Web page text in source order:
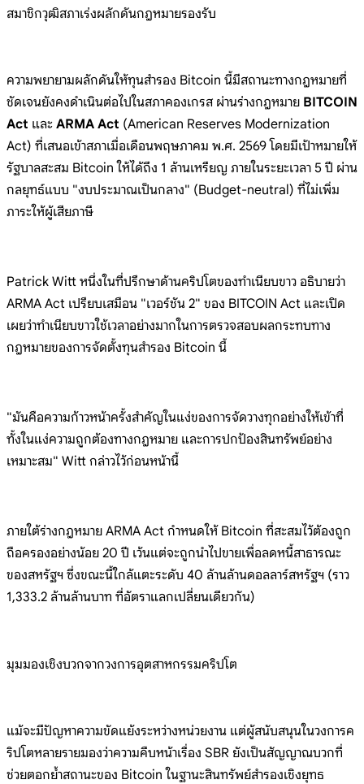
สมาชิกวุฒิสภาเร่งผลักดันกฎหมายรองรับ
ความพยายามผลักดันให้ทุนสำรอง Bitcoin นี้มีสถานะทางกฎหมายที่
ชัดเจนยังคงดำเนินต่อไปในสภาคองเกรส ผ่านร่างกฎหมาย BITCOIN
Act และ ARMA Act (American Reserves Modernization
Act) ที่เสนอเข้าสภาเมื่อเดือนพฤษภาคม พ.ศ. 2569โดยมีเป้าหมายให้
รัฐบาลสะสม Bitcoinให้ได้ถึง 1 ล้านเหรียญ ภายในระยะเวลา 5 ปี ผ่าน
กลยุทธ์แบบ "งบประมาณเป็นกลาง" (Budget-neutral) ที่ไม่เพิ่ม
ภาระให้ผู้เสียภาษี
Patrick Witt หนึ่งในที่ปรึกษาด้านคริปโตของทำเนียบขาว อธิบายว่า
ARMA Act เปรียบเสมือน "เวอร์ชัน 2" ของ BITCOIN Act และเปิด
เผยว่าทำเนียบขาวใช้เวลาอย่างมากในการตรวจสอบผลกระทบทาง
กฎหมายของการจัดตั้งทุนสำรอง Bitcoin นี้
"มันคือความก้าวหน้าครั้งสำคัญในแง่ของการจัดวางทุกอย่างให้เข้าที่
ทั้งในแง่ความถูกต้องทางกฎหมาย และการปกป้องสินทรัพย์อย่าง
เหมาะสม" Witt กล่าวไว้ก่อนหน้านี้
ภายใต้ร่างกฎหมาย ARMA Act กำหนดให้ Bitcoin ที่สะสมไว้ต้องถูก
ถือครองอย่างน้อย 20 ปี เว้นแต่จะถูกนำไปขายเพื่อลดหนี้สาธารณะ
ของสหรัฐฯ ซึ่งขณะนี้ใกล้แตะระดับ 40 ล้านล้านดอลลาร์สหรัฐฯ (ราว
1,333.2 ล้านล้านบาท ที่อัตราแลกเปลี่ยนเดียวกัน)
มุมมองเชิงบวกจากวงการอุตสาหกรรมคริปโต
แม้จะมีปัญหาความขัดแย้งระหว่างหน่วยงาน แต่ผู้สนับสนุนในวงการค
ริปโตหลายรายมองว่าความคืบหน้าเรื่อง SBR ยังเป็นสัญญาณบวกที่
ช่วยตอกย้ำสถานะของ Bitcoinในฐานะสินทรัพย์สำรองเชิงยุทธ